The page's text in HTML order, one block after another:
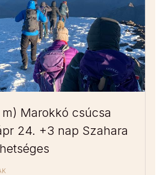
Marokkó csúcsa
24. +3 nap Szahara